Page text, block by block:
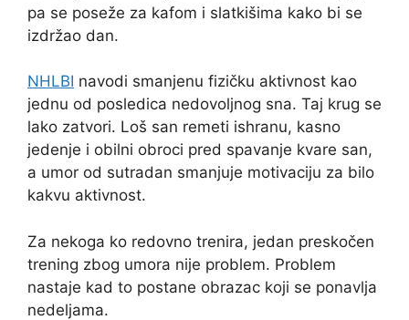
pa se poseže za kafom i slatkišima kako bi se
izdržao dan.
NHLBI navodi smanjenu fizičku aktivnost kao
jednu od posledica nedovoljnog sna. Taj krug se
lako zatvori. Loš san remeti ishranu, kasno
jedenje i obilni obroci pred spavanje kvare san,
a umor od sutradan smanjuje motivaciju za bilo
kakvu aktivnost.
Za nekoga ko redovno trenira, jedan preskočen
trening zbog umora nije problem. Problem
nastaje kad to postane obrazac koji se ponavlja
nedeljama.